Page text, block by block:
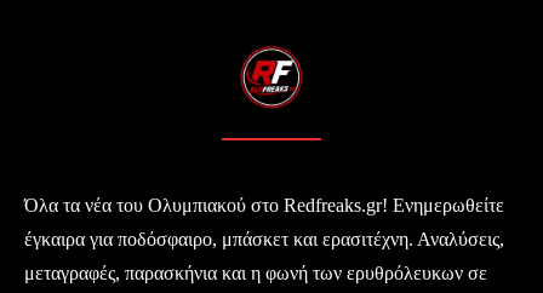
Όλα τα νέα του Ολυμπιακού στο Redfreaks.gr! Ενημερωθείτε
έγκαιρα για ποδόσφαιρο, μπάσκετ και ερασιτέχνη. Αναλύσεις,
μεταγραφές, παρασκήνια και η φωνή των ερυθρόλευκων σε